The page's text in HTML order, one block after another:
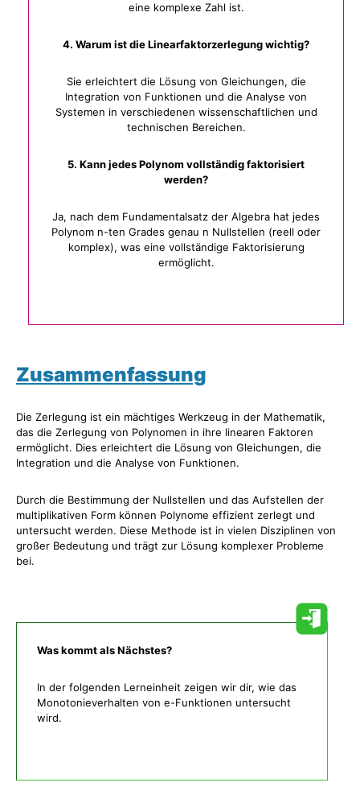
eine komplexe Zahl ist.
4. Warum ist die Linearfaktorzerlegung wichtig?
Sie erleichtert die Lösung von Gleichungen, die
Integration von Funktionen und die Analyse von
Systemen in verschiedenen wissenschaftlichen und
technischen Bereichen.
5. Kann jedes Polynom vollständig faktorisiert
werden?
Ja, nach dem Fundamentalsatz der Algebra hat jedes
Polynom n-ten Grades genau n Nullstellen (reell oder
komplex), was eine vollständige Faktorisierung
ermöglicht.
Zusammenfassung
Die Zerlegung ist ein mächtiges Werkzeug in der Mathematik,
das die Zerlegung von Polynomen in ihre linearen Faktoren
ermöglicht. Dies erleichtert die Lösung von Gleichungen, die
Integration und die Analyse von Funktionen.
Durch die Bestimmung der Nullstellen und das Aufstellen der
multiplikativen Form können Polynome effizient zerlegt und
untersucht werden. Diese Methode ist in vielen Disziplinen von
großer Bedeutung und trägt zur Lösung komplexer Probleme
bei.
Was kommt als Nächstes?
In der folgenden Lerneinheit zeigen wir dir, wie das
Monotonieverhalten von e-Funktionen untersucht
wird.